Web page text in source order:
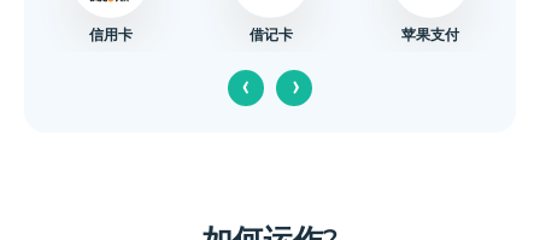
信用卡 借记卡 苹果支付
‹ ›